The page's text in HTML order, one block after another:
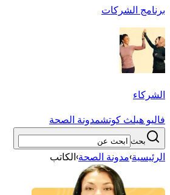
برنامج الشركات
الشركاء
فاليو هيلث كوتشمدونة الصحة
بحث
الرئيسية›مدونة الصحة›الكاتب